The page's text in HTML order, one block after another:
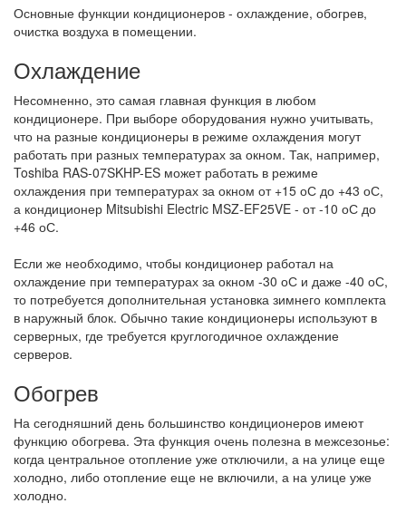
Основные функции кондиционеров - охлаждение, обогрев,
очистка воздуха в помещении.
Охлаждение
Несомненно, это самая главная функция в любом
кондиционере. При выборе оборудования нужно учитывать,
что на разные кондиционеры в режиме охлаждения могут
работать при разных температурах за окном. Так, например,
Toshiba RAS-07SKHP-ES может работать в режиме
охлаждения при температурах за окном от +15 оС до +43 оС,
а кондиционер Mitsubishi Electric MSZ-EF25VE - от -10 оС до
+46 оС.
Если же необходимо, чтобы кондиционер работал на
охлаждение при температурах за окном -30 оС и даже -40 оС,
то потребуется дополнительная установка зимнего комплекта
в наружный блок. Обычно такие кондиционеры используют в
серверных, где требуется круглогодичное охлаждение
серверов.
Обогрев
На сегодняшний день большинство кондиционеров имеют
функцию обогрева. Эта функция очень полезна в межсезонье:
когда центральное отопление уже отключили, а на улице еще
холодно, либо отопление еще не включили, а на улице уже
холодно.